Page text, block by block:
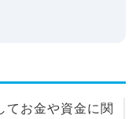
てお金や資金に関